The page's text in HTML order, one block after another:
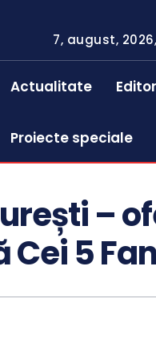
7, august,
Actualitate
Proiecte speciale
–
5